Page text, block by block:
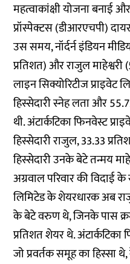
महत्वाकांक्षी योजना बनाई
प्रॉस्पेक्टस (डीआरएचपी)
उस समय, नॉर्दर्न इंडियन
प्रतिशत) और राजुल
लाइन सिक्योरिटीज प्राइवेट
हिस्सेदारी स्नेह लता और
थी. अंटार्कटिका फिनवेस्ट
हिस्सेदारी राजुल, 33.33
हिस्सेदारी उनके बेटे तन्मय
अग्रवाल परिवार की
लिमिटेड के शेयरधारक अब
के बेटे वरुण थे, जिनके पास
प्रतिशत शेयर थे. अंटार्कटिका
जो प्रवर्तक समूह का हिस्सा